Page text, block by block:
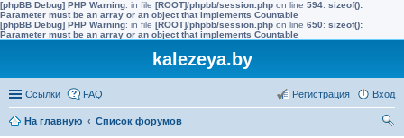
[phpBB Debug] PHP Warning: in file [ROOT]/phpbb/session.php on line 594: sizeof():
Parameter must be an array or an object that implements Countable
[phpBB Debug] PHP Warning: in file [ROOT]/phpbb/session.php on line 650: sizeof():
Parameter must be an array or an object that implements Countable
kalezeya.by
Ссылки FAQ Вход
Регистрация
На главную
Список форумов